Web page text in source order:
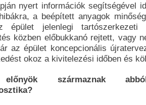
nyert információk segítségével
a beépített anyagok
épület jelenlegi tartószerkezeti
közben előbukkanó rejtett, vagy
az épület koncepcionális
okoz a kivitelezési időben és
származnak